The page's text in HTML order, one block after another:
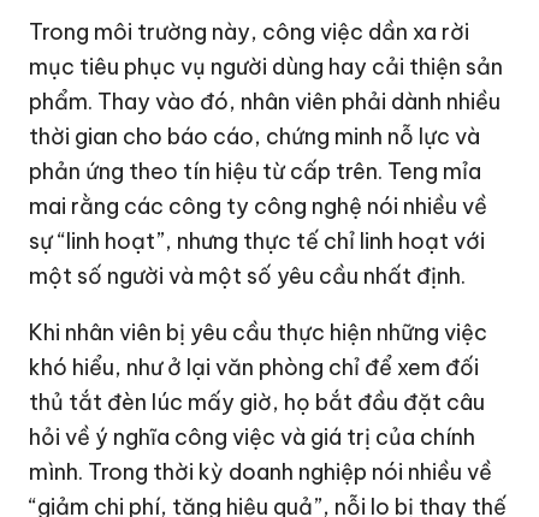
Trong môi trường này, công việc dần xa rời
mục tiêu phục vụ người dùng hay cải thiện sản
phẩm. Thay vào đó, nhân viên phải dành nhiều
thời gian cho báo cáo, chứng minh nỗ lực và
phản ứng theo tín hiệu từ cấp trên. Teng mỉa
mai rằng các công ty công nghệ nói nhiều về
sự “linh hoạt”, nhưng thực tế chỉ linh hoạt với
một số người và một số yêu cầu nhất định.
Khi nhân viên bị yêu cầu thực hiện những việc
khó hiểu, như ở lại văn phòng chỉ để xem đối
thủ tắt đèn lúc mấy giờ, họ bắt đầu đặt câu
hỏi về ý nghĩa công việc và giá trị của chính
mình. Trong thời kỳ doanh nghiệp nói nhiều về
“giảm chi phí, tăng hiệu quả”, nỗi lo bị thay thế